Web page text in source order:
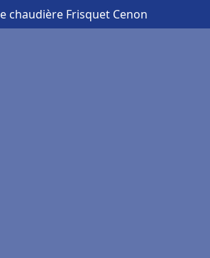
chaudière Frisquet Cenon